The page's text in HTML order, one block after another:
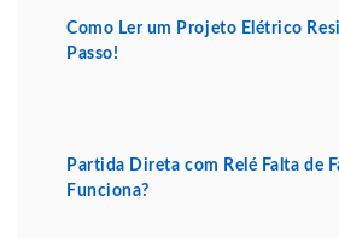
Como Ler um Projeto Elétrico
Passo!
Partida Direta com Relé Falta de
Funciona?